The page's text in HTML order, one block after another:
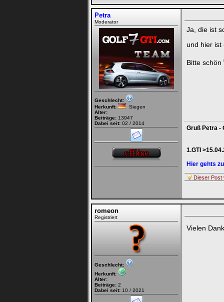
Petra
Moderator
Geschlecht:
Herkunft:
Siegen
Alter:
Beiträge: 13947
Dabei seit: 02 / 2014
Ja, die ist
und hier ist
Bitte schön
Gruß Petra -
1.GTI
Hier gehts
Dieser Post
romeon
Registriert
Geschlecht:
Herkunft:
Alter:
Beiträge: 2
Dabei seit: 10 / 2021
Vielen